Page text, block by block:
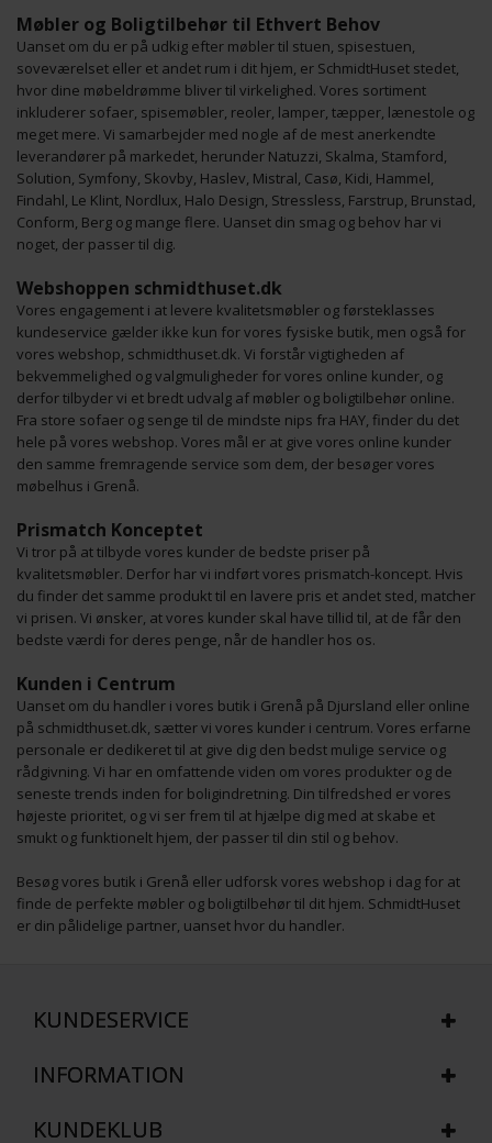
Møbler og Boligtilbehør til Ethvert Behov
Uanset om du er på udkig efter møbler til stuen, spisestuen,
soveværelset eller et andet rum i dit hjem, er SchmidtHuset stedet,
hvor dine møbeldrømme bliver til virkelighed. Vores sortiment
inkluderer sofaer, spisemøbler, reoler, lamper, tæpper, lænestole og
meget mere. Vi samarbejder med nogle af de mest anerkendte
leverandører på markedet, herunder Natuzzi, Skalma, Stamford,
Solution, Symfony, Skovby, Haslev, Mistral, Casø, Kidi, Hammel,
Findahl, Le Klint, Nordlux, Halo Design, Stressless, Farstrup, Brunstad,
Conform, Berg og mange flere. Uanset din smag og behov har vi
noget, der passer til dig.
Webshoppen schmidthuset.dk
Vores engagement i at levere kvalitetsmøbler og førsteklasses
kundeservice gælder ikke kun for vores fysiske butik, men også for
vores webshop, schmidthuset.dk. Vi forstår vigtigheden af
bekvemmelighed og valgmuligheder for vores online kunder, og
derfor tilbyder vi et bredt udvalg af møbler og boligtilbehør online.
Fra store sofaer og senge til de mindste nips fra HAY, finder du det
hele på vores webshop. Vores mål er at give vores online kunder
den samme fremragende service som dem, der besøger vores
møbelhus i Grenå.
Prismatch Konceptet
Vi tror på at tilbyde vores kunder de bedste priser på
kvalitetsmøbler. Derfor har vi indført vores prismatch-koncept. Hvis
du finder det samme produkt til en lavere pris et andet sted, matcher
vi prisen. Vi ønsker, at vores kunder skal have tillid til, at de får den
bedste værdi for deres penge, når de handler hos os.
Kunden i Centrum
Uanset om du handler i vores butik i Grenå på Djursland eller online
på schmidthuset.dk, sætter vi vores kunder i centrum. Vores erfarne
personale er dedikeret til at give dig den bedst mulige service og
rådgivning. Vi har en omfattende viden om vores produkter og de
seneste trends inden for boligindretning. Din tilfredshed er vores
højeste prioritet, og vi ser frem til at hjælpe dig med at skabe et
smukt og funktionelt hjem, der passer til din stil og behov.
Besøg vores butik i Grenå eller udforsk vores webshop i dag for at
finde de perfekte møbler og boligtilbehør til dit hjem. SchmidtHuset
er din pålidelige partner, uanset hvor du handler.
KUNDESERVICE
INFORMATION
KUNDEKLUB